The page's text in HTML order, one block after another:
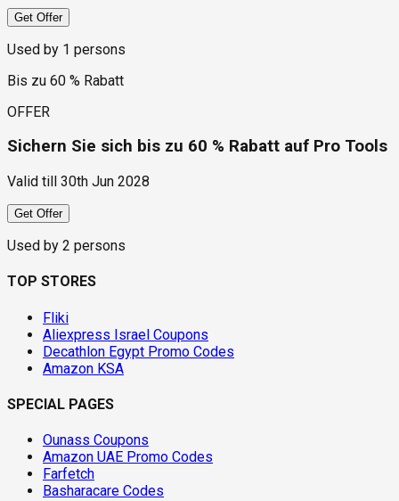
Get Offer
Used by 1 persons
Bis zu 60 % Rabatt
OFFER
Sichern Sie sich bis zu 60 % Rabatt auf Pro Tools
Valid till 30th Jun 2028
Get Offer
Used by 2 persons
TOP STORES
Fliki
Aliexpress Israel Coupons
Decathlon Egypt Promo Codes
Amazon KSA
SPECIAL PAGES
Ounass Coupons
Amazon UAE Promo Codes
Farfetch
Basharacare Codes